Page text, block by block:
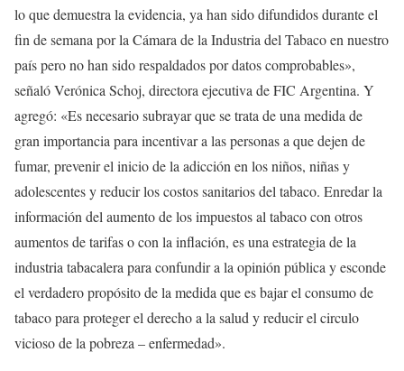
lo que demuestra la evidencia, ya han sido difundidos durante el
fin de semana por la Cámara de la Industria del Tabaco en nuestro
país pero no han sido respaldados por datos comprobables»,
señaló Verónica Schoj, directora ejecutiva de FIC Argentina. Y
agregó: «Es necesario subrayar que se trata de una medida de
gran importancia para incentivar a las personas a que dejen de
fumar, prevenir el inicio de la adicción en los niños, niñas y
adolescentes y reducir los costos sanitarios del tabaco. Enredar la
información del aumento de los impuestos al tabaco con otros
aumentos de tarifas o con la inflación, es una estrategia de la
industria tabacalera para confundir a la opinión pública y esconde
el verdadero propósito de la medida que es bajar el consumo de
tabaco para proteger el derecho a la salud y reducir el circulo
vicioso de la pobreza – enfermedad».